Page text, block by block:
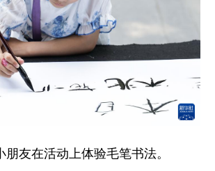
友在活动上体验毛笔书法。